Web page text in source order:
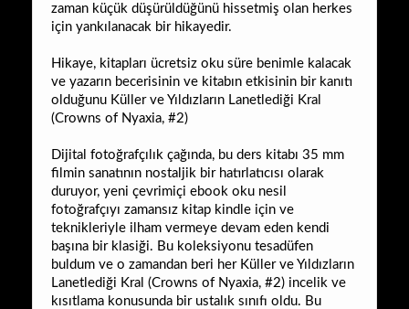
zaman küçük düşürüldüğünü hissetmiş olan herkes
için yankılanacak bir hikayedir.
Hikaye, kitapları ücretsiz oku süre benimle kalacak
ve yazarın becerisinin ve kitabın etkisinin bir kanıtı
olduğunu Küller ve Yıldızların Lanetlediği Kral
(Crowns of Nyaxia, #2)
Dijital fotoğrafçılık çağında, bu ders kitabı 35 mm
filmin sanatının nostaljik bir hatırlatıcısı olarak
duruyor, yeni çevrimiçi ebook oku nesil
fotoğrafçıyı zamansız kitap kindle için ve
teknikleriyle ilham vermeye devam eden kendi
başına bir klasiği. Bu koleksiyonu tesadüfen
buldum ve o zamandan beri her Küller ve Yıldızların
Lanetlediği Kral (Crowns of Nyaxia, #2) incelik ve
kısıtlama konusunda bir ustalık sınıfı oldu. Bu